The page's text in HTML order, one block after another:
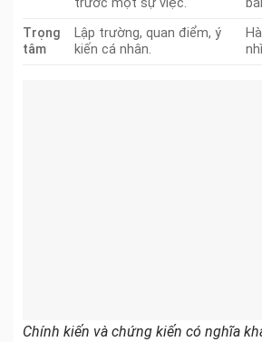
Trọng
tâm
Lập trường, quan điểm, ý
kiến cá nhân.
Chính kiến và chứng kiến có nghĩa